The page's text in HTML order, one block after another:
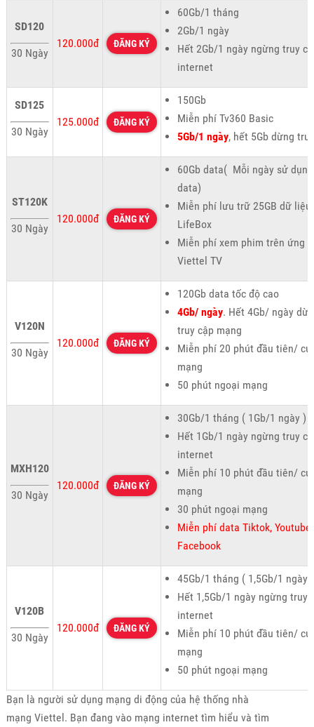
SD120
30 Ngày
120.000đ ĐĂNG KÝ
60Gb/1 tháng
2Gb/1 ngày
Hết 2Gb/1 ngày ngừng truy
internet
SD125
30 Ngày
125.000đ ĐĂNG KÝ
150Gb
Miễn phí Tv360 Basic
5Gb/1 ngày, hết 5Gb dừng
ST120K
30 Ngày
120.000đ ĐĂNG KÝ
60Gb data( Mỗi ngày sử
data)
Miễn phí lưu trữ 25GB dữ liệu
LifeBox
Miễn phí xem phim trên ứng
Viettel TV
V120N
30 Ngày
120.000đ ĐĂNG KÝ
120Gb data tốc độ cao
4Gb/ ngày. Hết 4Gb/ ngày
truy cập mạng
Miễn phí 20 phút đầu tiên/
mạng
50 phút ngoại mạng
MXH120
30 Ngày
120.000đ ĐĂNG KÝ
30Gb/1 tháng ( 1Gb/1 ngày )
Hết 1Gb/1 ngày ngừng truy
internet
Miễn phí 10 phút đầu tiên/
mạng
30 phút ngoại mạng
Miễn phí data Tiktok, Youtube,
Facebook
V120B
30 Ngày
120.000đ ĐĂNG KÝ
45Gb/1 tháng ( 1,5Gb/1 ngày )
Hết 1,5Gb/1 ngày ngừng truy
internet
Miễn phí 10 phút đầu tiên/
mạng
50 phút ngoại mạng
Bạn là người sử dụng mạng di động của hệ thống nhà
mạng Viettel. Bạn đang vào mạng internet tìm hiểu và tìm